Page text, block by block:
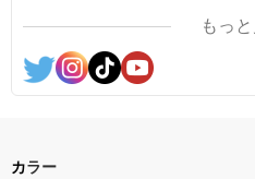
もっ
カラー